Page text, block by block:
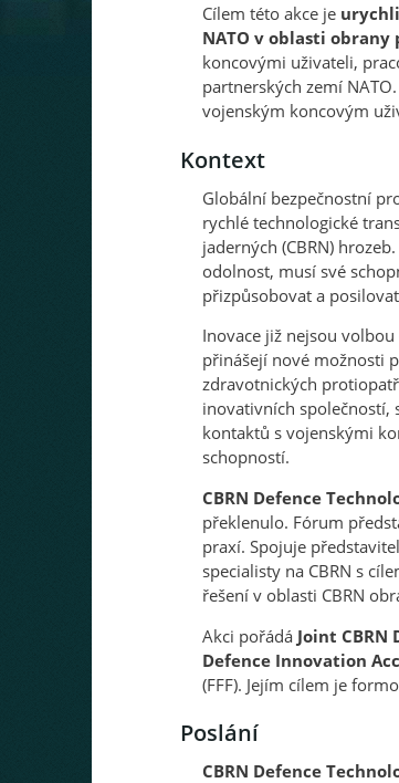
Cílem této akce je
NATO v oblasti obrany
koncovými uživateli,
partnerských zemí
vojenským koncovým
Kontext
Globální bezpečnostní
rychlé technologické
jaderných (CBRN)
odolnost, musí své
přizpůsobovat a
Inovace již nejsou
přinášejí nové možnosti
zdravotnických
inovativních společností,
kontaktů s vojenskými
schopností.
CBRN Defence
překlenulo. Fórum
praxí. Spojuje
specialisty na CBRN s
řešení v oblasti CBRN
Akci pořádá Joint CBRN
Defence Innovation
(FFF). Jejím cílem je
Poslání
CBRN Defence